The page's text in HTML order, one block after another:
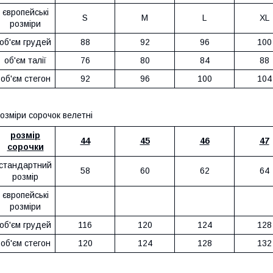
європейські
розміри
S M L XL
об'єм грудей 88 92 96
100
об'єм талії
76 80 84
88
об'єм стегон
92 96 100 104
сорочок велетні
розмір
сорочки
44 45 46 47
розмір
58 60 62 64
європейські
розміри
об'єм грудей
116 120 124
128
об'єм стегон
120 124 128 132